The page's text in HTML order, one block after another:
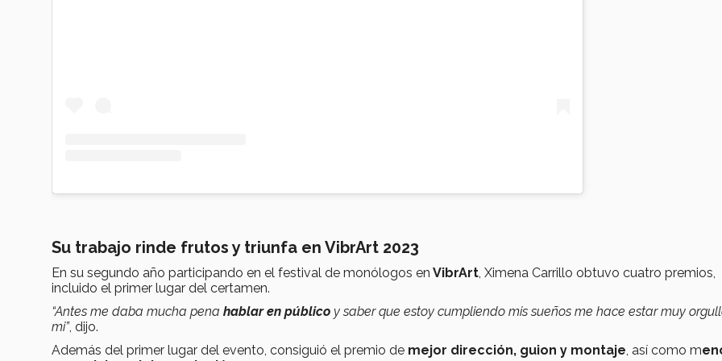
Su trabajo rinde frutos y triunfa en VibrArt 2023
En su segundo año participando en el festival de monólogos en VibrArt, Ximena Carrillo obtuvo cuatro premios,
incluido el primer lugar del certamen.
“Antes me daba mucha pena hablar en público y saber que estoy cumpliendo mis sueños me hace estar muy
mi”, dijo.
Además del primer lugar del evento, consiguió el premio de mejor dirección, guion y montaje, así como m